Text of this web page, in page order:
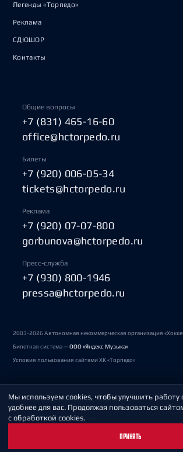
Легенды «Торпедо»
Реклама
СДЮШОР
Контакты
Общие вопросы
+7 (831) 465-16-60
office@hctorpedo.ru
Билеты
+7 (920) 006-05-34
tickets@hctorpedo.ru
Реклама
+7 (920) 07-07-800
gorbunova@hctorpedo.ru
Пресс-служба
+7 (930) 800-1946
pressa@hctorpedo.ru
2003-2026 Автономная некоммерческая организация
Билетная система —ООО «Яндекс Музыка»
Условия пользования сайтами ХК «Торпедо»
Политика обработки персональных данных
Пользовательское соглашение
Мы используем cookies, чтобы улучшить работу
удобнее для вас. Продолжая пользоваться
с обработкой cookies.
ПРИНЯТЬ